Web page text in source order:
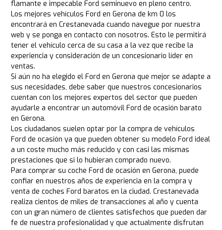
flamante e impecable Ford seminuevo en pleno centro.
Los mejores vehículos Ford en Gerona de km 0 los
encontrará en Crestanevada cuando navegue por nuestra
web y se ponga en contacto con nosotros. Esto le permitirá
tener el vehículo cerca de su casa a la vez que recibe la
experiencia y consideración de un concesionario líder en
ventas.
Si aún no ha elegido el Ford en Gerona que mejor se adapte a
sus necesidades, debe saber que nuestros concesionarios
cuentan con los mejores expertos del sector que pueden
ayudarle a encontrar un automóvil Ford de ocasión barato
en Gerona.
Los ciudadanos suelen optar por la compra de vehículos
Ford de ocasión ya que pueden obtener su modelo Ford ideal
a un coste mucho más reducido y con casi las mismas
prestaciones que si lo hubieran comprado nuevo.
Para comprar su coche Ford de ocasión en Gerona, puede
confiar en nuestros años de experiencia en la compra y
venta de coches Ford baratos en la ciudad. Crestanevada
realiza cientos de miles de transacciones al año y cuenta
con un gran número de clientes satisfechos que pueden dar
fe de nuestra profesionalidad y que actualmente disfrutan